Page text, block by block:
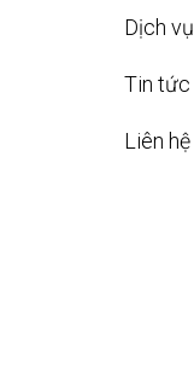
Dịch vụ
Tin tức
Liên hệ